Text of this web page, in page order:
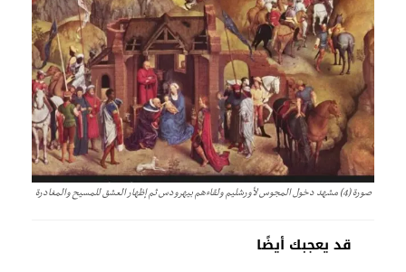
صورة (4) مشهد دخول المجوس لأورشليم ولقاءهم بيهرودس ثم إظهار العشق للمسيح والمغادرة
قد يعجبك أيضًا